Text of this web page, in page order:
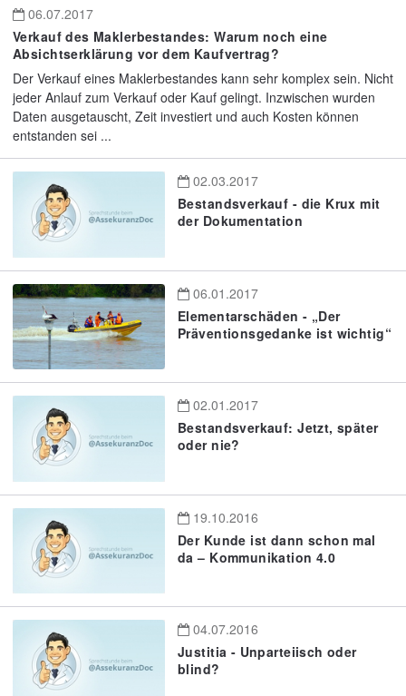
06.07.2017
Verkauf des Maklerbestandes: Warum noch eine
Absichtserklärung vor dem Kaufvertrag?
Der Verkauf eines Maklerbestandes kann sehr komplex sein. Nicht
jeder Anlauf zum Verkauf oder Kauf gelingt. Inzwischen wurden
Daten ausgetauscht, Zeit investiert und auch Kosten können
entstanden sei ...
02.03.2017
Bestandsverkauf - die Krux mit
der Dokumentation
06.01.2017
Elementarschäden - „Der
Präventionsgedanke ist wichtig“
02.01.2017
Bestandsverkauf: Jetzt, später
oder nie?
19.10.2016
Der Kunde ist dann schon mal
da – Kommunikation 4.0
04.07.2016
Justitia - Unparteiisch oder
blind?